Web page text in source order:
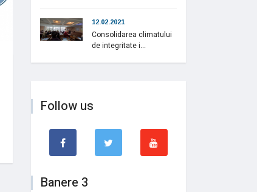
12.02.2021
Consolidarea climatului
de integritate i...
Follow us
Banere 3